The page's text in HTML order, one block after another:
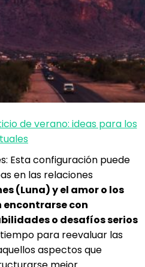
de verano: ideas para los
Esta configuración puede
en las relaciones
(Luna) y el amor o los
encontrarse con
o desafíos serios
para reevaluar las
aspectos que